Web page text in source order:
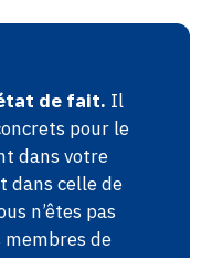
de fait. Il
pour le
dans votre
dans celle de
n’êtes pas
membres de